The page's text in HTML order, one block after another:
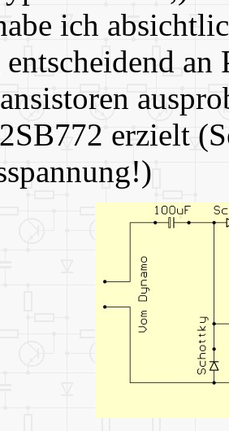
ich
erzielt